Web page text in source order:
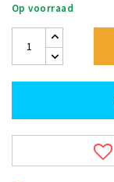
Op voorraad